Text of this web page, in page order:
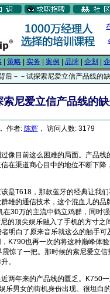
策略 实务 案例 品牌 企划
后－－试探索尼爱立信产品线的
尼爱立信产品线的
作者: 陈辉， 访问人数: 3179
目前这么困难的局面。产品线
在渠道商心目中的地位不断下降
T618，那款蓝牙的经典让我们
雄的通信技术，这个混血儿的品
30万的主流中鹤立鸡群，同时
的顶尖娱乐融入了手机的方寸之
明白了原来音乐就这么的触手可
K790也再一次的将这种巅峰体
惊了一把。那时候的索尼爱立
。
年来的产品线的匮乏。K750
乐男女的街机身份出现。很坦白